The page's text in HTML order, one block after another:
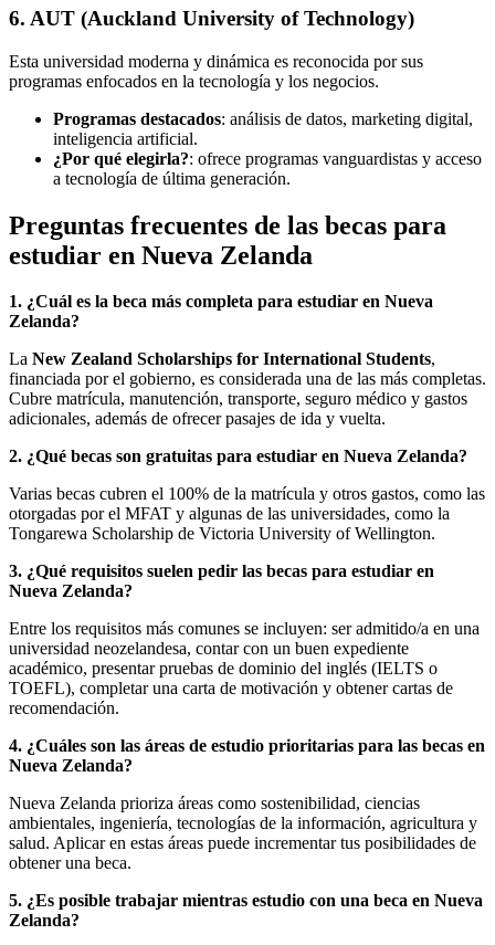
6. AUT (Auckland University of Technology)
Esta universidad moderna y dinámica es reconocida por sus
programas enfocados en la tecnología y los negocios.
Programas destacados: análisis de datos, marketing digital,
inteligencia artificial.
¿Por qué elegirla?: ofrece programas vanguardistas y acceso
a tecnología de última generación.
Preguntas frecuentes de las becas para
estudiar en Nueva Zelanda
1. ¿Cuál es la beca más completa para estudiar en Nueva
Zelanda?
La New Zealand Scholarships for International Students,
financiada por el gobierno, es considerada una de las más completas.
Cubre matrícula, manutención, transporte, seguro médico y gastos
adicionales, además de ofrecer pasajes de ida y vuelta.
2. ¿Qué becas son gratuitas para estudiar en Nueva Zelanda?
Varias becas cubren el 100% de la matrícula y otros gastos, como las
otorgadas por el MFAT y algunas de las universidades, como la
Tongarewa Scholarship de Victoria University of Wellington.
3. ¿Qué requisitos suelen pedir las becas para estudiar en
Nueva Zelanda?
Entre los requisitos más comunes se incluyen: ser admitido/a en una
universidad neozelandesa, contar con un buen expediente
académico, presentar pruebas de dominio del inglés (IELTS o
TOEFL), completar una carta de motivación y obtener cartas de
recomendación.
4. ¿Cuáles son las áreas de estudio prioritarias para las becas en
Nueva Zelanda?
Nueva Zelanda prioriza áreas como sostenibilidad, ciencias
ambientales, ingeniería, tecnologías de la información, agricultura y
salud. Aplicar en estas áreas puede incrementar tus posibilidades de
obtener una beca.
5. ¿Es posible trabajar mientras estudio con una beca en Nueva
Zelanda?